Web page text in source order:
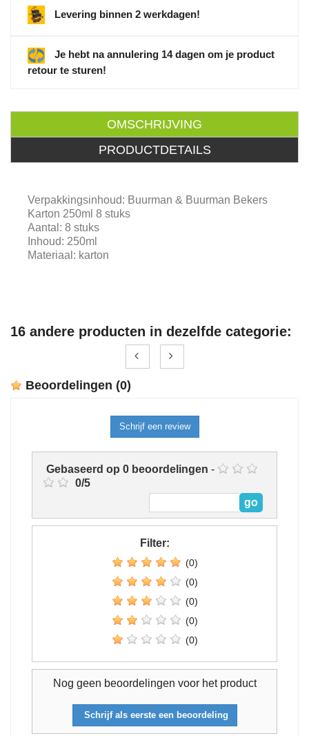
Levering binnen 2 werkdagen!
Je hebt na annulering 14 dagen om je product
retour te sturen!
OMSCHRIJVING
PRODUCTDETAILS
Verpakkingsinhoud: Buurman & Buurman Bekers
Karton 250ml 8 stuks
Aantal: 8 stuks
Inhoud: 250ml
Materiaal: karton
16 andere producten in dezelfde categorie:
Beoordelingen (0)
Schrijf een review
Gebaseerd op 0 beoordelingen -
0/5
Filter:
(0)
(0)
(0)
(0)
(0)
Nog geen beoordelingen voor het product
Schrijf als eerste een beoordeling